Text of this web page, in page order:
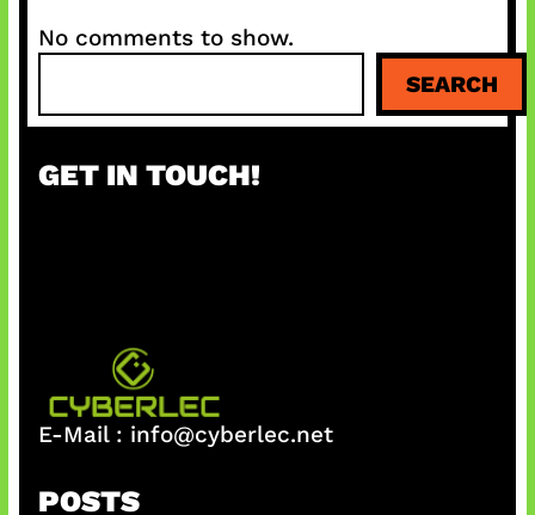
No comments to show.
a
c
SEARCH
GET IN TOUCH!
E-Mail : info@cyberlec.net
POSTS